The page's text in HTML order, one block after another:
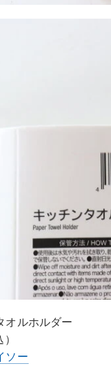
オルホルダー
ソー